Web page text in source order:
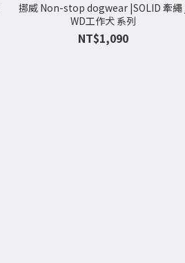
挪威 Non-stop dogwear |SOLID 牽繩
WD工作犬 系列
NT$1,090